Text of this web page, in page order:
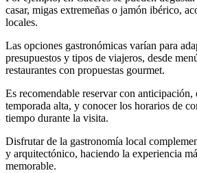
casar, migas extremeñas o jamón ibérico,
locales.
Las opciones gastronómicas varían para
presupuestos y tipos de viajeros, desde
restaurantes con propuestas gourmet.
Es recomendable reservar con anticipación,
temporada alta, y conocer los horarios de
tiempo durante la visita.
Disfrutar de la gastronomía local
y arquitectónico, haciendo la experiencia
memorable.